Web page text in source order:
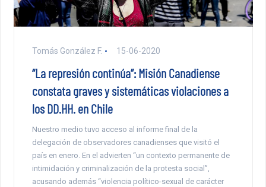
Tomás González F. 15-06-2020
“La represión continúa”: Misión Canadiense
constata graves y sistemáticas violaciones a
los DD.HH. en Chile
Nuestro medio tuvo acceso al informe final de la
delegación de observadores canadienses que visitó el
país en enero. En el advierten “un contexto permanente de
intimidación y criminalización de la protesta social”,
acusando además “violencia político-sexual de carácter